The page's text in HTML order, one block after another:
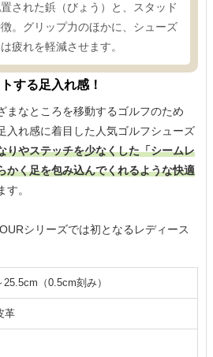
された鋲（びょう）と、スタッド
。グリップ力のほかに、シューズ
疲れを軽減させます。
する足入れ感！
まなところを移動するゴルフのため
入れ感に着目した人気ゴルフシューズ
りやステッチを少なくした「シームレ
かく足を包み込んでくれるような快適
す。
シリーズでは初となるレディース
25.5cm（0.5cm刻み）
革